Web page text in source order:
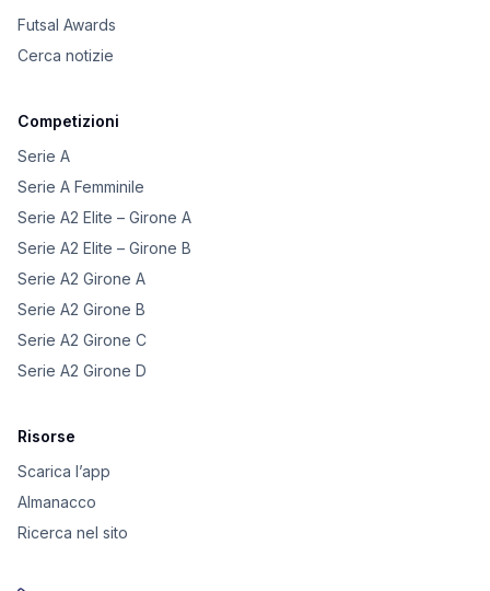
Futsal Awards
Cerca notizie
Competizioni
Serie A
Serie A Femminile
Serie A2 Elite – Girone A
Serie A2 Elite – Girone B
Serie A2 Girone A
Serie A2 Girone B
Serie A2 Girone C
Serie A2 Girone D
Risorse
Scarica l’app
Almanacco
Ricerca nel sito